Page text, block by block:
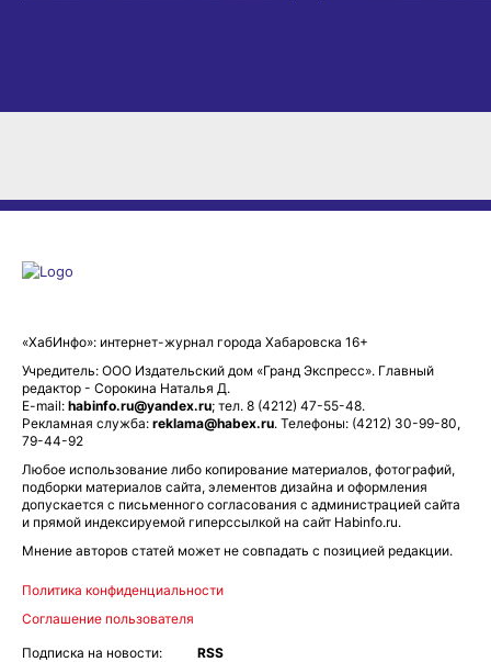
«ХабИнфо»: интернет-журнал города Хабаровска 16+
Учредитель: ООО Издательский дом «Гранд Экспресс». Главный
редактор - Сорокина Наталья Д.
E-mail: habinfo.ru@yandex.ru; тел. 8 (4212) 47-55-48.
Рекламная служба: reklama@habex.ru. Телефоны: (4212) 30-99-80,
79-44-92
Любое использование либо копирование материалов, фотографий,
подборки материалов сайта, элементов дизайна и оформления
допускается с письменного согласования с администрацией сайта
и прямой индексируемой гиперссылкой на сайт Habinfo.ru.
Мнение авторов статей может не совпадать с позицией редакции.
Политика конфиденциальности
Соглашение пользователя
Подписка на новости:
RSS